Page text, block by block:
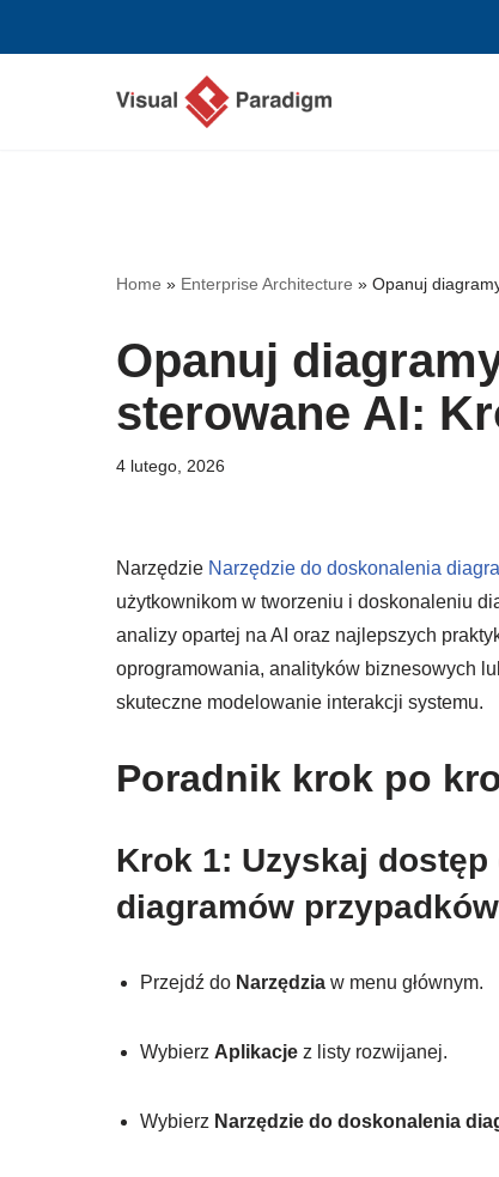
Home » Enterprise Architecture » Opanuj
Opanuj
sterowane AI:
4 lutego, 2026
Narzędzie Narzędzie do doskonalenia
użytkownikom w tworzeniu i doskonaleniu
analizy opartej na AI oraz najlepszych
oprogramowania, analityków biznesowych
skuteczne modelowanie interakcji systemu.
Poradnik krok po
Krok 1: Uzyskaj
diagramów
Przejdź do Narzędzia w menu głównym.
Wybierz Aplikacje z listy rozwijanej.
Wybierz Narzędzie do doskonalenia